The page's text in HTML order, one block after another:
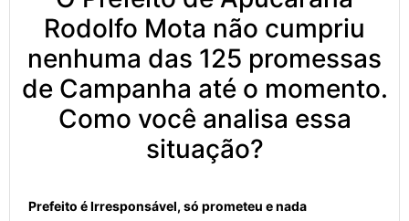
Rodolfo Mota não cumpriu
nenhuma das 125 promessas
de Campanha até o momento.
Como você analisa essa
situação?
Prefeito é Irresponsável, só prometeu e nada